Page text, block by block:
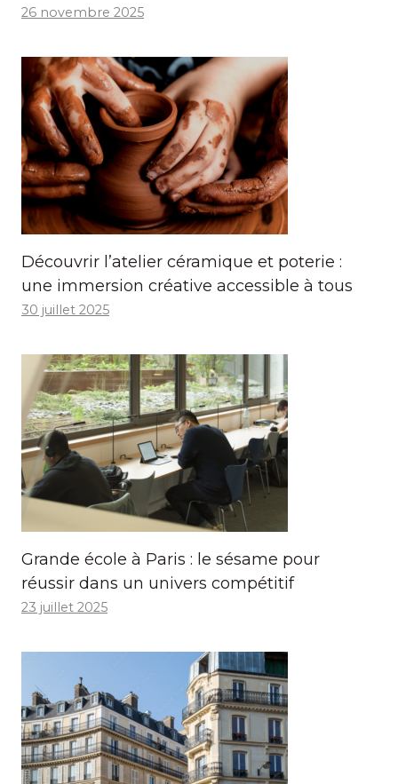
26 novembre 2025
Découvrir l’atelier céramique et poterie :
une immersion créative accessible à tous
30 juillet 2025
Grande école à Paris : le sésame pour
réussir dans un univers compétitif
23 juillet 2025